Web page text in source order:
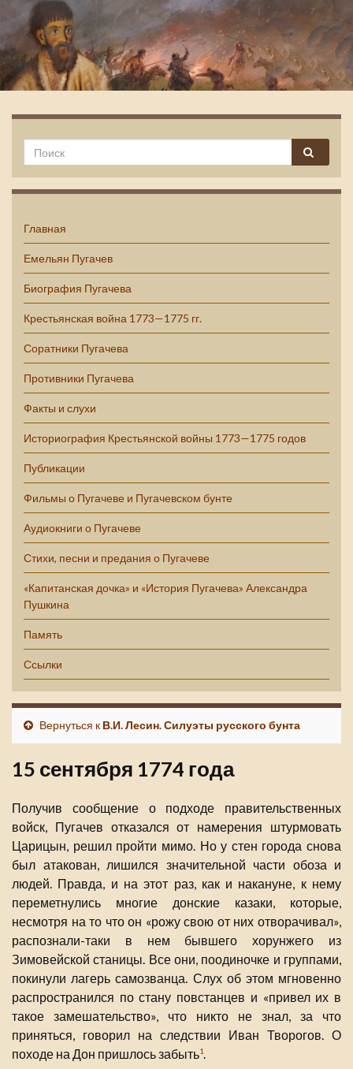
Емельян Пугачев
Главная
Емельян Пугачев
Биография Пугачева
Крестьянская война 1773—1775 гг.
Соратники Пугачева
Противники Пугачева
Факты и слухи
Историография Крестьянской войны 1773—1775 годов
Публикации
Фильмы о Пугачеве и Пугачевском бунте
Аудиокниги о Пугачеве
Стихи, песни и предания о Пугачеве
«Капитанская дочка» и «История Пугачева» Александра
Пушкина
Память
Ссылки
Вернуться к В.И. Лесин. Силуэты русского бунта
15 сентября 1774 года
Получив сообщение о подходе правительственных
войск, Пугачев отказался от намерения штурмовать
Царицын, решил пройти мимо. Но у стен города снова
был атакован, лишился значительной части обоза и
людей. Правда, и на этот раз, как и накануне, к нему
переметнулись многие донские казаки, которые,
несмотря на то что он «рожу свою от них отворачивал»,
распознали-таки в нем бывшего хорунжего из
Зимовейской станицы. Все они, поодиночке и группами,
покинули лагерь самозванца. Слух об этом мгновенно
распространился по стану повстанцев и «привел их в
такое замешательство», что никто не знал, за что
приняться, говорил на следствии Иван Творогов. О
походе на Дон пришлось забыть1.